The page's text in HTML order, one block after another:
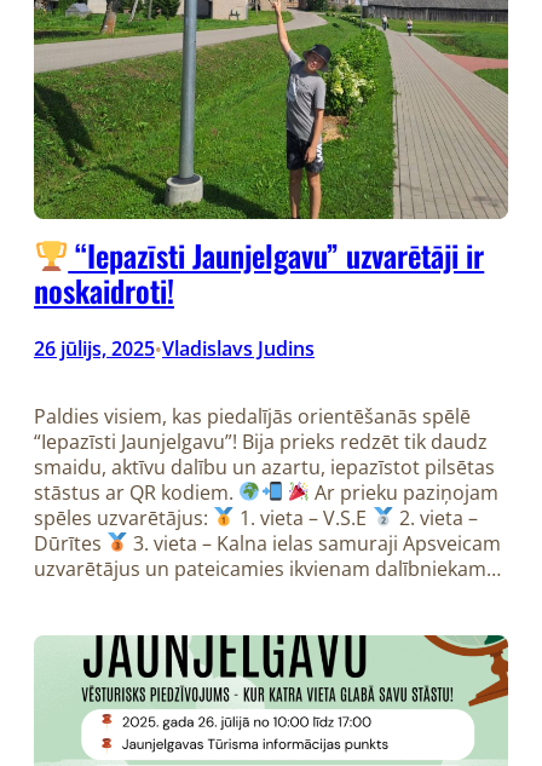
“Iepazīsti Jaunjelgavu” uzvarētāji ir
noskaidroti!
26 jūlijs, 2025•Vladislavs Judins
Paldies visiem, kas piedalījās orientēšanās spēlē
“Iepazīsti Jaunjelgavu”! Bija prieks redzēt tik daudz
smaidu, aktīvu dalību un azartu, iepazīstot pilsētas
stāstus ar QR kodiem.
Ar prieku paziņojam
spēles uzvarētājus:
1. vieta – V.S.E
2. vieta –
Dūrītes
3. vieta – Kalna ielas samuraji Apsveicam
uzvarētājus un pateicamies ikvienam dalībniekam…